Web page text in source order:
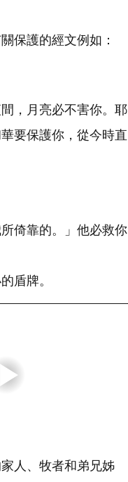
保護的經文例如：
，月亮必不害你。耶
要保護你，從今時直
倚靠的。」他必救你
盾牌。
人、牧者和弟兄姊